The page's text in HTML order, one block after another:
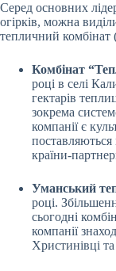
Серед основних
огірків, можна
тепличний
Комбінат
році в селі
гектарів
зокрема
компанії є
країни-
Уманський
році.
сьогодні
компанії
Христинівці